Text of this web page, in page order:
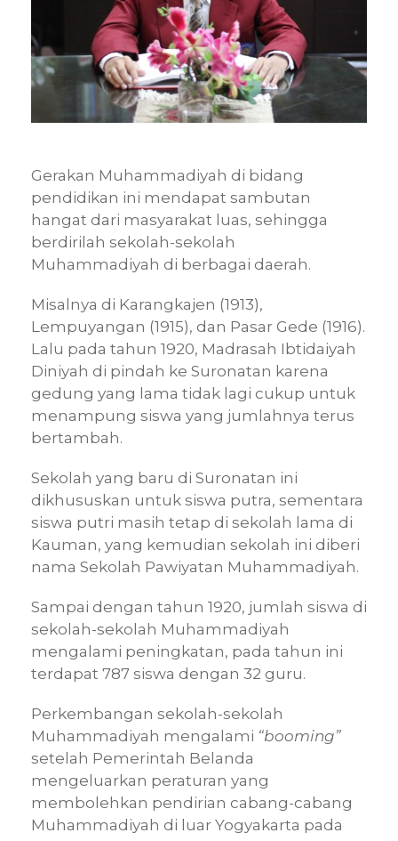
Gerakan Muhammadiyah di bidang
pendidikan ini mendapat sambutan
hangat dari masyarakat luas, sehingga
berdirilah sekolah-sekolah
Muhammadiyah di berbagai daerah.
Misalnya di Karangkajen (1913),
Lempuyangan (1915), dan Pasar Gede (1916).
Lalu pada tahun 1920, Madrasah Ibtidaiyah
Diniyah di pindah ke Suronatan karena
gedung yang lama tidak lagi cukup untuk
menampung siswa yang jumlahnya terus
bertambah.
Sekolah yang baru di Suronatan ini
dikhususkan untuk siswa putra, sementara
siswa putri masih tetap di sekolah lama di
Kauman, yang kemudian sekolah ini diberi
nama Sekolah Pawiyatan Muhammadiyah.
Sampai dengan tahun 1920, jumlah siswa di
sekolah-sekolah Muhammadiyah
mengalami peningkatan, pada tahun ini
terdapat 787 siswa dengan 32 guru.
Perkembangan sekolah-sekolah
Muhammadiyah mengalami “booming”
setelah Pemerintah Belanda
mengeluarkan peraturan yang
membolehkan pendirian cabang-cabang
Muhammadiyah di luar Yogyakarta pada